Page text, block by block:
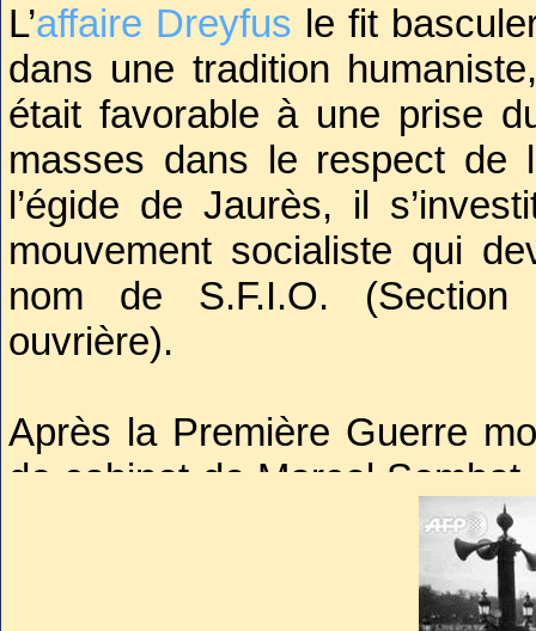
L’affaire Dreyfus le fit
dans une tradition
était favorable à une prise
masses dans le respect de
l’égide de Jaurès, il
mouvement socialiste qui
nom de S.F.I.O. (Section
ouvrière).
Après la Première Guerre
de cabinet de Marcel
il était secrétaire des
minoritaire au congrès
l’adhésion de la S.F.I.O